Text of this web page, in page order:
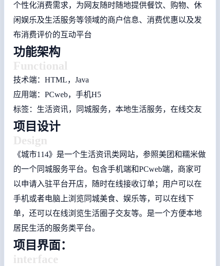
个性化消费需求，为网友随时随地提供餐饮、购物、休
闲娱乐及生活服务等领域的商户信息、消费优惠以及发
布消费评价的互动平台
功能架构
Functional
技术端：HTML，Java
应用端：PCweb，手机H5
标签：生活资讯，同城服务，本地生活服务，在线交友
项目设计
Design
《城市114》是一个生活资讯类网站，参照美团和糯米做
的一个同城服务平台。包含手机端和PCweb端，商家可
以申请入驻平台开店，随时在线接收订单；用户可以在
手机或者电脑上浏览同城美食、娱乐等，可以在线下
单，还可以在线浏览生活圈子交友等。是一个方便本地
居民生活的服务类平台。
项目界面：
interface